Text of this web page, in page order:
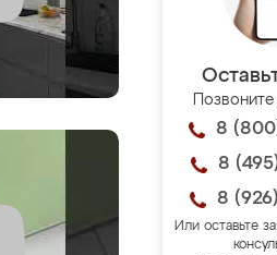
8
8
8
Или оставьте